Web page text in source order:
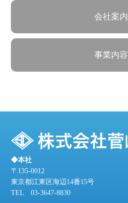
会社案内
事業内容
◆本社
〒135-0012
東京都江東区海辺14番15号
TEL03-3647-8830